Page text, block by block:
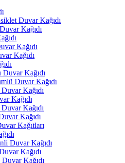
Duvar Kağıdı
Kağıdı
Kağıdı
Kağıdı
Kağıdı
Duvar Kağıdı
Kağıdı
Kağıdı
Kağıdı
Kağıdı
Kağıtları
Duvar Kağıdı
Kağıdı
Kağıdı